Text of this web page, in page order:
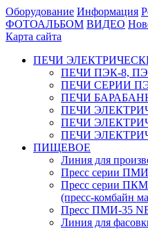
Оборудование Информация
ФОТОАЛЬБОМ ВИДЕО
Карта сайта
ПЕЧИ
ПЕЧИ ПЭК-8,
ПЕЧИ СЕРИИ
ПЕЧИ
ПЕЧИ
ПЕЧИ
ПЕЧИ
ПИЩЕВОЕ
Линия для
Пресс серии ПМИ
Пресс серии ПКМ
(пресс-комбайн
Пресс ПМИ-35
Линия для